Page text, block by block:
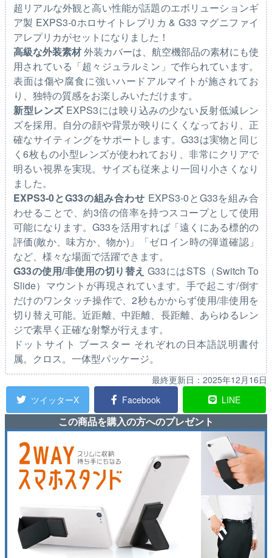
超リアルな外観と高い性能が話題のエボリューションギ
ア製 EXPS3-0ホロサイトレプリカ & G33 マグニファイ
アレプリカがセットになりました！
高級な外装素材外装カバーは、航空機部品の素材にも使
用されている「超々ジュラルミン」で作られています。
表面は傷や腐食に強いハードアルマイトが施されてお
り、独特の質感をお楽しみいただけます。
新型レンズEXPS3には映り込みの少ない反射低減レン
ズを採用。自分の顔や背景が映りにくくなっており、正
確なサイティングをサポートします。G33は実物と同じ
く6枚もの小型レンズが使われており、非常にクリアで
明るい視界を実現。サイズも従来より一回り小さくなり
ました。
EXPS3-0とG33の組み合わせ EXPS3-0とG33を組み合
わせることで、約3倍の倍率を持つスコープとして使用
可能になります。G33を活用すれば「遠くにある標的の
評価(敵か、味方か、物か)」「ゼロイン時の弾道確認」
など、様々な場面で活躍できます。
G33の使用/非使用の切り替え G33にはSTS（Switch To
Slide）マウントが再現されています。手で起こす/倒す
だけのワンタッチ操作で、2秒もかからず使用/非使用を
切り替え可能。近距離、中距離、長距離、あらゆるレン
ジで素早く正確な射撃が行えます。
ドットサイト ブースター それぞれの日本語説明書付
属。クロス。一体型パッケージ。
最終更新日： 2025年12月16日
ツイッターX
Facebook LINE
この商品を購入の方へのプレゼント